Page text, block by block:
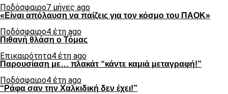
Ποδόσφαιρο7 μήνες ago
«Είναι απόλαυση να παίζεις για τον κόσμο του ΠΑΟΚ»
Ποδόσφαιρο4 έτη ago
Πιθανή θλάση ο Τόμας
Επικαιρότητα4 έτη ago
Παρουσίαση με… πλακάτ “κάντε καμιά μεταγραφή!”
Ποδόσφαιρο4 έτη ago
“Ράφα σαν την Χαλκιδική δεν έχει!”